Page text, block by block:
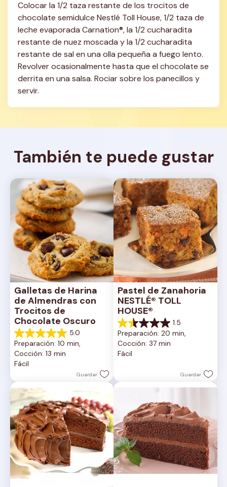
Colocar la 1/2 taza restante de los trocitos de
chocolate semidulce Nestlé Toll House, 1/2 taza de
leche evaporada Carnation®, la 1/2 cucharadita
restante de nuez moscada y la 1/2 cucharadita
restante de sal en una olla pequeña a fuego lento.
Revolver ocasionalmente hasta que el chocolate se
derrita en una salsa. Rociar sobre los panecillos y
servir.
También te puede gustar
Galletas de Harina
de Almendras con
Trocitos de
Chocolate Oscuro
5.0
5.0
de
5
estrellas.
reseña
Preparación: 10 min,
Cocción: 13 min
Fácil
Guardar
Pastel de Zanahoria
NESTLÉ® TOLL
HOUSE®
1.5
1.5
de
5
estrellas.
Preparación: 20 min,
Cocción: 37 min
Fácil
Guardar